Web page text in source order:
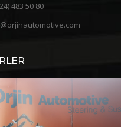
483 50 80
Dünya Kadınlar Günü
8 Mart Dünya Kadınlar Gününü